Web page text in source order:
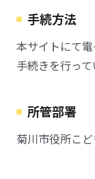
手続方法
本サイトにて
手続きを行って
所管部署
菊川市役所こ